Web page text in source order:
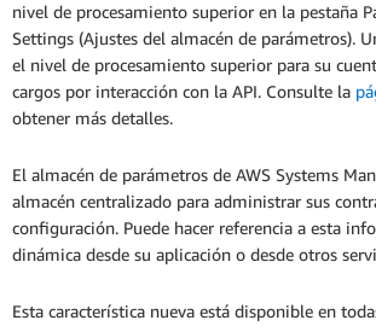
nivel de procesamiento superior en la pestaña
Settings (Ajustes del almacén de parámetros).
el nivel de procesamiento superior para su
cargos por interacción con la API. Consulte la
obtener más detalles.
El almacén de parámetros de AWS Systems
almacén centralizado para administrar sus
configuración. Puede hacer referencia a esta
dinámica desde su aplicación o desde otros
Esta característica nueva está disponible en